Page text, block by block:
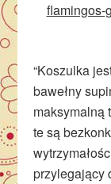
flamingos-
“Koszulka
bawełny
maksymalną
te są
przylegający